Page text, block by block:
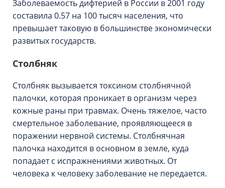
Заболеваемость дифтерией в России в 2001 году
составила 0.57 на 100 тысяч населения, что
превышает таковую в большинстве экономически
развитых государств.
Столбняк
Столбняк вызывается токсином столбнячной
палочки, которая проникает в организм через
кожные раны при травмах. Очень тяжелое, часто
смертельное заболевание, проявляющееся в
поражении нервной системы. Столбнячная
палочка находится в основном в земле, куда
попадает с испражнениями животных. От
человека к человеку заболевание не передается.